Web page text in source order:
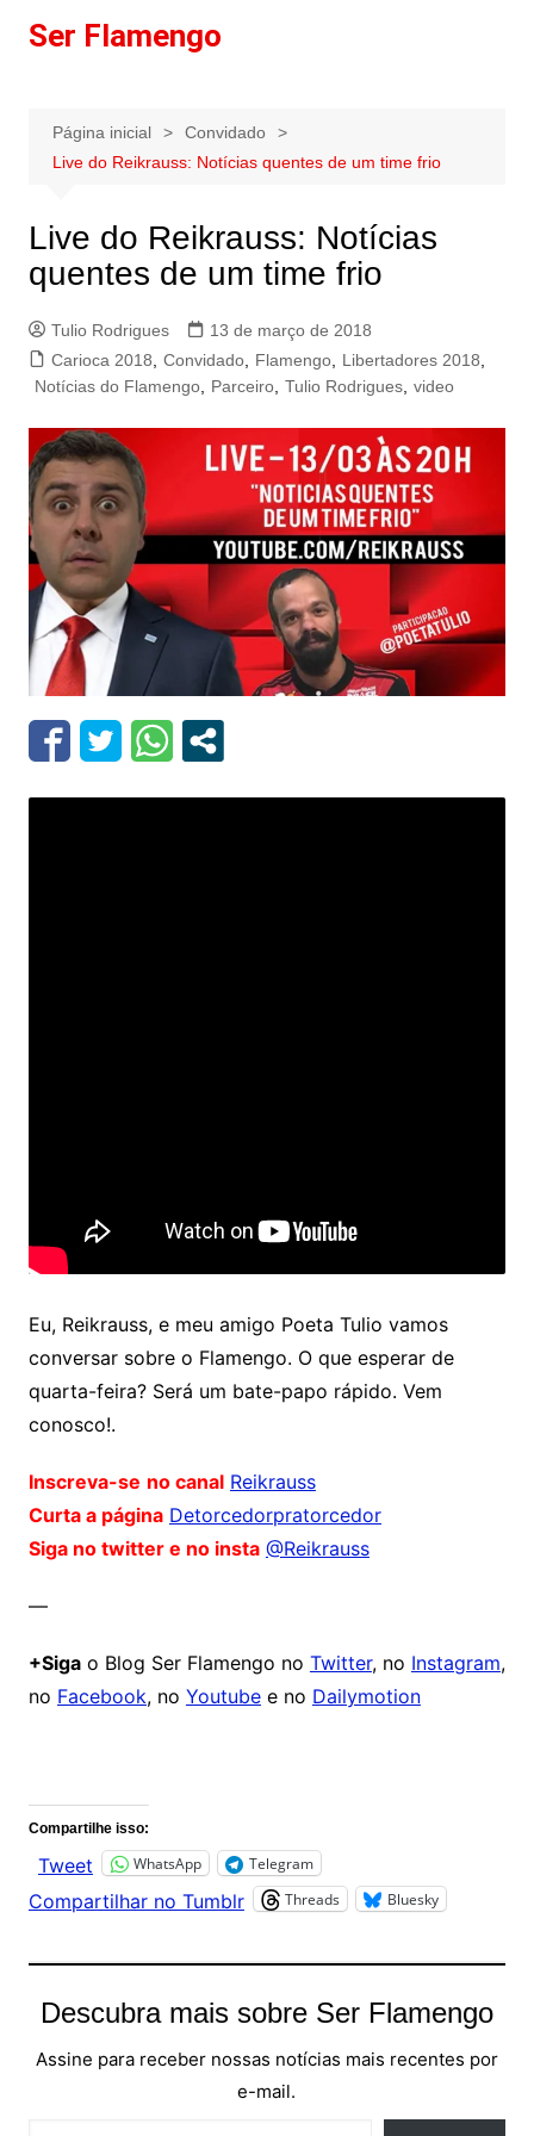
paraSer Flamengo
Página inicial
Convidado
Live do Reikrauss: Notícias quentes de um time frio
Live do Reikrauss: Notícias
quentes de um time frio
Tulio Rodrigues
13 de março de 2018
Carioca 2018
Convidado, Flamengo, Libertadores 2018
Notícias do Flamengo, Parceiro, Tulio Rodrigues, video
Eu, Reikrauss, e meu amigo Poeta Tulio vamos
conversar sobre o Flamengo. O que esperar de
quarta-feira? Será um bate-papo rápido. Vem
conosco!.
Inscreva-se no canal Reikrauss
Curta a página Detorcedorpratorcedor
Siga no twitter e no insta @Reikrauss
—
+Sigao Blog Ser Flamengo no Twitter, no Instagram,
no Facebook, no Youtubee no Dailymotion
Compartilhe isso:
Tweet WhatsApp Telegram
Compartilhar no Tumblr Threads Bluesky
Descubra mais sobre Ser Flamengo
Assine para receber nossas notícias mais recentes por
e-mail.